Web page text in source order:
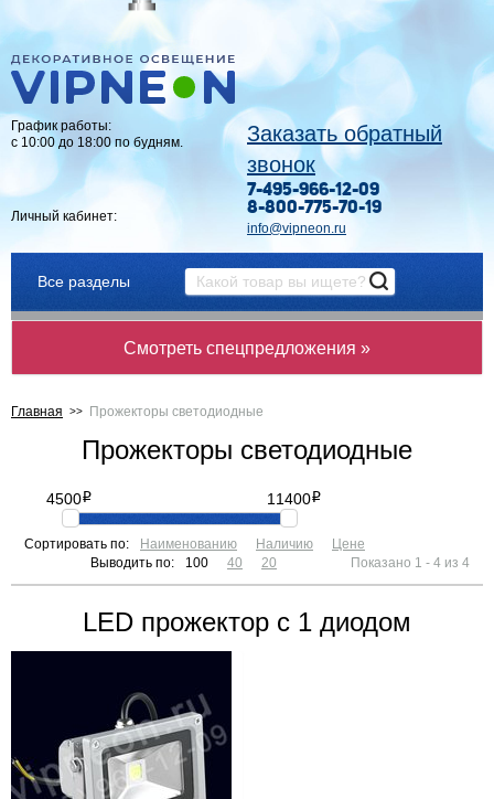
График работы:
с 10:00 до 18:00 по будням.
Личный кабинет:
Заказать обратный
звонок
7-495-966-12-09
8-800-775-70-19
info@vipneon.ru
Все разделы
Смотреть спецпредложения »
Главная Прожекторы светодиодные
Прожекторы светодиодные
4500i 11400i
Сортировать по: Наименованию Наличию
Цене
Выводить по:
100 40 20 Показано 1 - 4 из 4
LED прожектор с 1 диодом